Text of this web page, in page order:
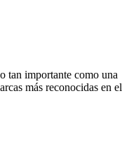
tan importante como una
más reconocidas en el